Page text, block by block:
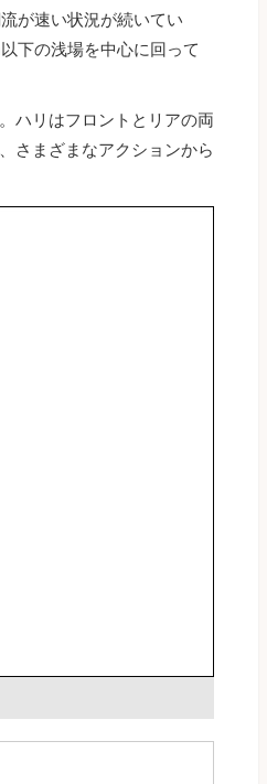
が速い状況が続いてい
下の浅場を中心に回って
ハリはフロントとリアの両
さまざまなアクションから